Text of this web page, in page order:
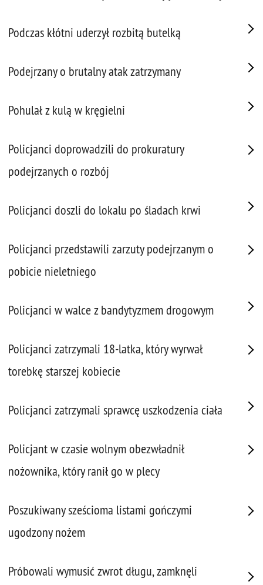
Podczas kłótni uderzył rozbitą butelką
Podejrzany o brutalny atak zatrzymany
Pohulał z kulą w kręgielni
Policjanci doprowadzili do prokuratury
podejrzanych o rozbój
Policjanci doszli do lokalu po śladach krwi
Policjanci przedstawili zarzuty podejrzanym o
pobicie nieletniego
Policjanci w walce z bandytyzmem drogowym
Policjanci zatrzymali 18-latka, który wyrwał
torebkę starszej kobiecie
Policjanci zatrzymali sprawcę uszkodzenia ciała
Policjant w czasie wolnym obezwładnił
nożownika, który ranił go w plecy
Poszukiwany sześcioma listami gończymi
ugodzony nożem
Próbowali wymusić zwrot długu, zamknęli